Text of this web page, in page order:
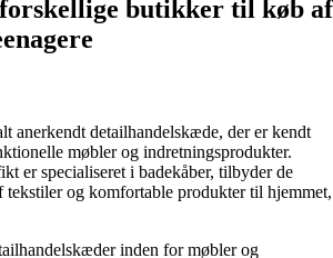
butikker til køb af
anerkendt detailhandelskæde, der er kendt
møbler og indretningsprodukter.
er specialiseret i badekåber, tilbyder de
tekstiler og komfortable produkter til hjemmet,
inden for møbler og